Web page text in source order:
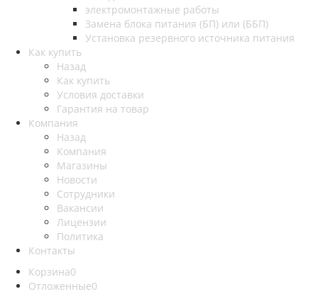
электромонтажные работы
Замена блока питания (БП) или (ББП)
Установка резервного источника питания
Как купить
Назад
Как купить
Условия доставки
Гарантия на товар
Компания
Назад
Компания
Магазины
Новости
Сотрудники
Вакансии
Лицензии
Политика
Контакты
Корзина0
Отложенные0